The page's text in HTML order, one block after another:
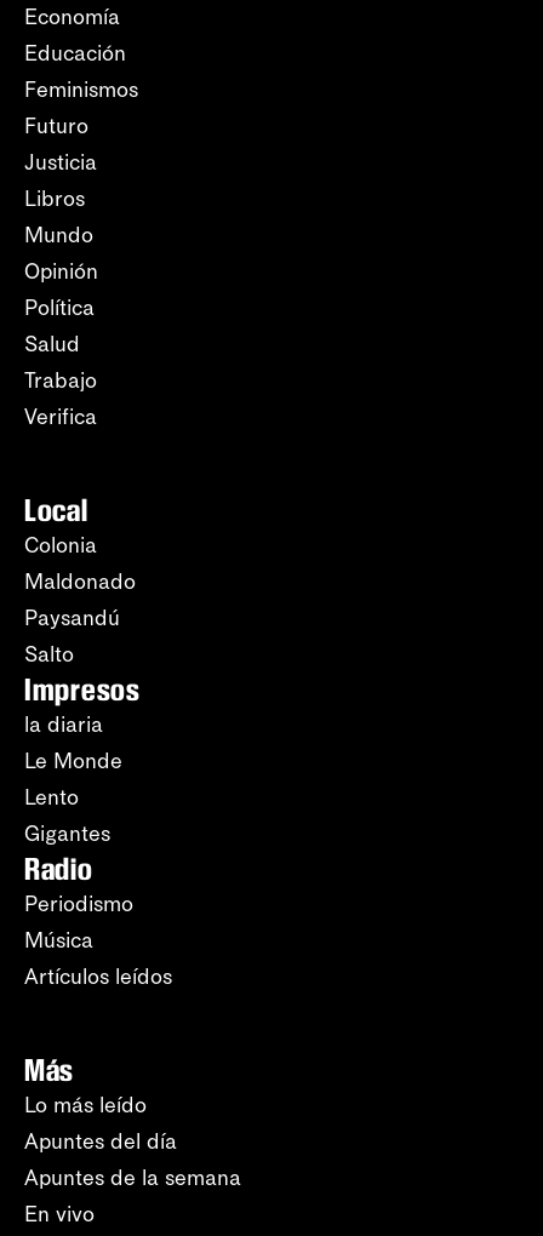
Economía
Educación
Feminismos
Futuro
Justicia
Libros
Mundo
Opinión
Política
Salud
Trabajo
Verifica
Local
Colonia
Maldonado
Paysandú
Salto
Impresos
la diaria
Le Monde
Lento
Gigantes
Radio
Periodismo
Música
Artículos leídos
Más
Lo más leído
Apuntes del día
Apuntes de la semana
En vivo